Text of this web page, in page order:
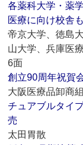
各薬科大学・薬
医療に向け校舎
帝京大学、徳島
山大学、兵庫医
6面
創立90周年祝賀
大阪医療品卸商
チュアブルタイ
売
太田胃散